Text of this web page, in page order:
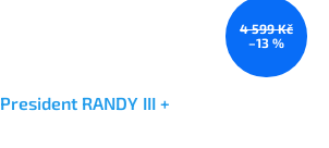
4 599 Kč
–13 %
President RANDY III +